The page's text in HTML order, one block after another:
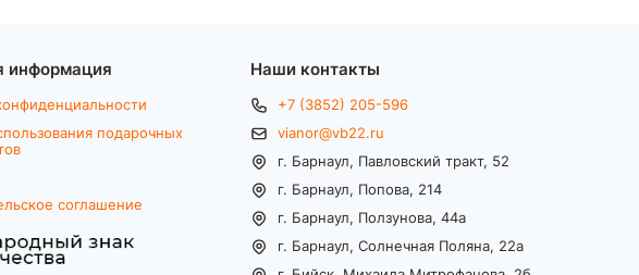
информация
подарочных
соглашение
Наши контакты
+7 (3852) 205-596
vianor@vb22.ru
г. Барнаул, Павловский тракт, 52
г. Барнаул, Попова, 214
г. Барнаул, Ползунова, 44а
г. Барнаул, Солнечная Поляна, 22а